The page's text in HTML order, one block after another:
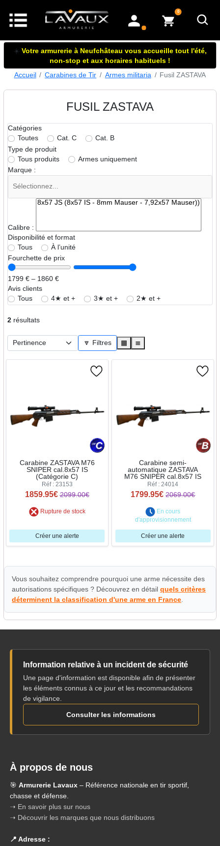
mon compte
0articles dans le panier
☀️ Votre armurerie à Neufchâteau vous accueille tout l'été,
non-stop et aux horaires habituels !
Accueil
Carabines de Tir Armes militaria Fusil ZASTAVA
FUSIL ZASTAVA
Catégories
Toutes
Cat. C
Cat. B
Type de produit
Tous produits
Armes uniquement
Marque :
Calibre :
Disponibilité et format
Tous
À l’unité
Fourchette de prix
1799 € – 1860 €
Avis clients
Tous
4★ et + 3★ et + 2★ et +
2résultats
🔽 Filtres ▦ ≣
Carabine ZASTAVA M76
SNIPER cal.8x57 IS
(Catégorie C)
Réf : 23153
1859.95€ 2099.00€
Rupture de stock
Créer une alerte
Carabine semi-
automatique ZASTAVA
M76 SNIPER cal.8x57 IS
Réf : 24014
1799.95€ 2069.00€
En cours
d'approvisionnement
Créer une alerte
Vous souhaitez comprendre pourquoi une arme nécessite des
autorisations spécifiques ? Découvrez en détailquels critères
déterminent la classification d'une arme en France
Information relative à un incident de sécurité
Une page d'information est disponible afin de présenter
les éléments connus à ce jour et les recommandations
de vigilance.
Consulter les informations
À propos de nous
🎯 Armurerie Lavaux – Référence nationale en tir sportif,
chasse et défense.
➝ En savoir plus sur nous
➝ Découvrir les marques que nous distribuons
📍 Adresse :